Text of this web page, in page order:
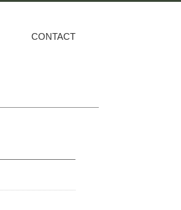
CONTACT